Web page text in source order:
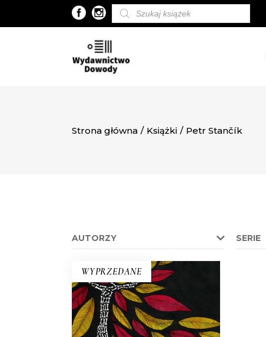
Wyszukiwarka
produktów
Strona główna / Książki / Petr Stančík
AUTORZY SERIE
WYPRZEDANE
BEZROŻEC